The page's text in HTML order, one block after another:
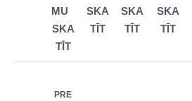
MU
SKA
TĪT
SKA
TĪT
SKA
TĪT
SKA
TĪT
PRE